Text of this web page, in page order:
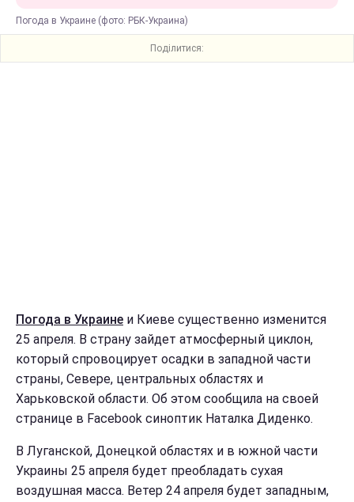
Погода в Украине (фото: РБК-Украина)
Поділитися:
Погода в Украине и Киеве существенно изменится
25 апреля. В страну зайдет атмосферный циклон,
который спровоцирует осадки в западной части
страны, Севере, центральных областях и
Харьковской области. Об этом сообщила на своей
странице в Facebook синоптик Наталка Диденко.
В Луганской, Донецкой областях и в южной части
Украины 25 апреля будет преобладать сухая
воздушная масса. Ветер 24 апреля будет западным,